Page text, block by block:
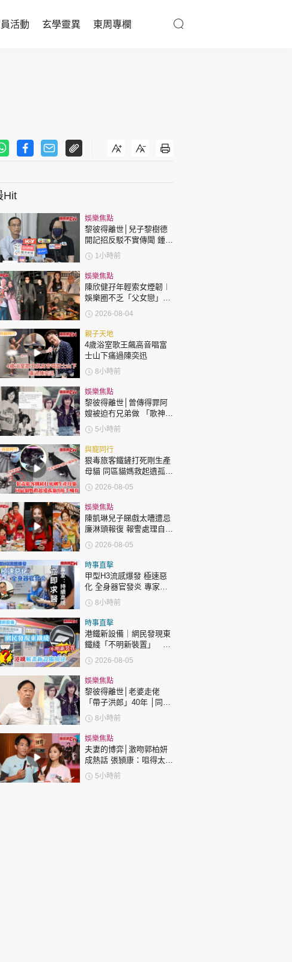
活動 玄學靈異 東周專欄
與寵同行
娛樂名人
文化藝術
時政財經
健康生活
飲食旅遊
星島環球 The Standard 親子王
有 . 不得轉載 ©Eastweek.com.hk. All rights reserved.
Hit
娛樂焦點
黎彼得離世│兒子黎樹德
開記招反駁不實傳聞 鍾志
光代好友澄清：冇經濟問
題
1小時前
娛樂焦點
陳欣健孖年輕索女煙韌︱
娛樂圈不乏「父女戀」
「爺孫戀」 年齡差距最大
達51歲 最受矚目有李龍
基謝賢
2026-08-04
親子天地
4歲浴室歌王飆高音唱富
士山下痛過陳奕迅
8小時前
娛樂焦點
黎彼得離世│曾傳得罪阿
嫂被迫冇兄弟做 「歌神」
許冠傑親筆撰寫悼念忘友
5小時前
與寵同行
狠毒旅客鐵鏟打死剛生產
母貓 同區貓媽救起遺孤貓
B接手哺育
2026-08-05
娛樂焦點
陳凱琳兒子睇戲太嘈遭忌
廉淋頭報復 報警處理自責
護子不力 歐錦棠陳倩揚齊
表態「媽媽有責任」
2026-08-05
時事直擊
甲型H3流感爆發 極速惡
化 全身器官發炎 專家：
持續高燒要立即求醫
8小時前
時事直擊
港鐵新設備｜網民發現東
鐵綫「不明新裝置」 港
鐵解畫新設備用途
2026-08-05
娛樂焦點
黎彼得離世│老婆走佬
「帶子洪郎」40年 │同許
冠傑聯手合作《浪子心
聲》成經典 合作7年拆夥
8小時前
娛樂焦點
夫妻的博弈│激吻郭柏妍
成熱話 張頴康：咀得太
多，一啲都唔享受！
5小時前